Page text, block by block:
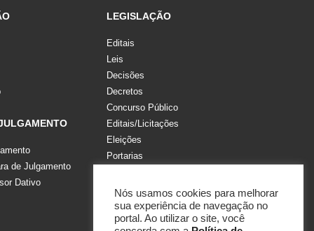
de Julgamento
Dativo
LEGISLAÇÃO
Editais
Leis
Decisões
Decretos
Concurso Público
Editais/Licitações
Eleições
Portarias
Resoluções
Nós usamos cookies para melhorar
sua experiência de navegação no
portal. Ao utilizar o site, você